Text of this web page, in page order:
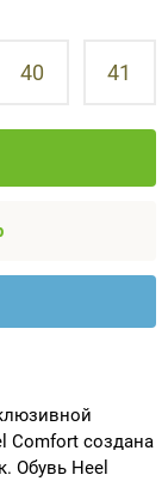
40 41
Comfort создана
Обувь Heel